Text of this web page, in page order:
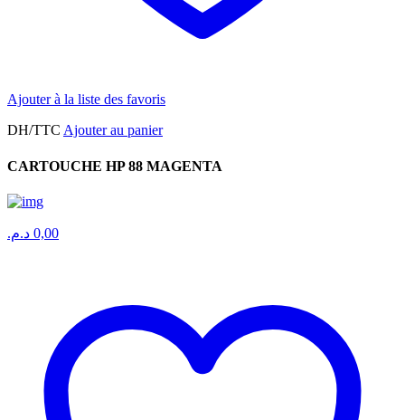
Ajouter à la liste des favoris
DH/TTC Ajouter au panier
CARTOUCHE HP 88 MAGENTA
0,00 د.م.